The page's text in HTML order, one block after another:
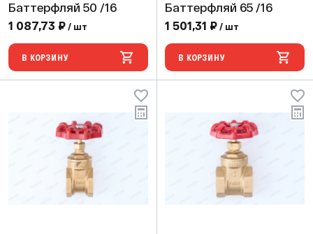
Баттерфляй 50 /16
1 087,73 ₽ / шт
В КОРЗИНУ
Баттерфляй 65 /16
1 501,31 ₽ / шт
В КОРЗИНУ